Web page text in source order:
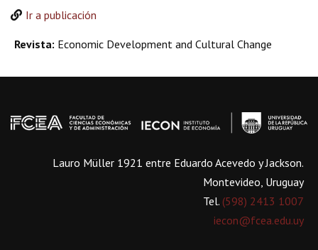
Ir a publicación
Revista: Economic Development and Cultural Change
Lauro Müller 1921 entre Eduardo Acevedo y Jackson.
Montevideo, Uruguay
Tel. (598) 2413 1007
iecon@fcea.edu.uy